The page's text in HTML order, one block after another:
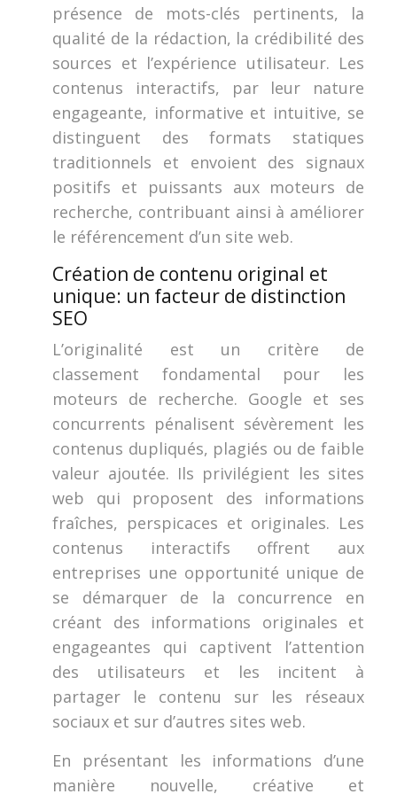
présence de mots-clés pertinents, la
qualité de la rédaction, la crédibilité des
sources et l’expérience utilisateur. Les
contenus interactifs, par leur nature
engageante, informative et intuitive, se
distinguent des formats statiques
traditionnels et envoient des signaux
positifs et puissants aux moteurs de
recherche, contribuant ainsi à améliorer
le référencement d’un site web.
Création de contenu original et
unique: un facteur de distinction
SEO
L’originalité est un critère de
classement fondamental pour les
moteurs de recherche. Google et ses
concurrents pénalisent sévèrement les
contenus dupliqués, plagiés ou de faible
valeur ajoutée. Ils privilégient les sites
web qui proposent des informations
fraîches, perspicaces et originales. Les
contenus interactifs offrent aux
entreprises une opportunité unique de
se démarquer de la concurrence en
créant des informations originales et
engageantes qui captivent l’attention
des utilisateurs et les incitent à
partager le contenu sur les réseaux
sociaux et sur d’autres sites web.
En présentant les informations d’une
manière nouvelle, créative et